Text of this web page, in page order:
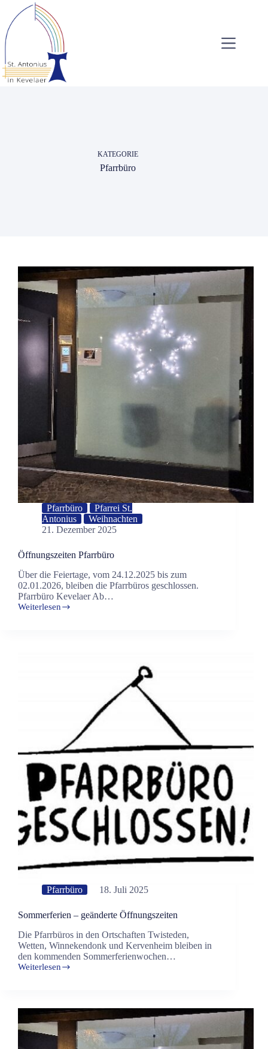
Inhalt
springen
KATEGORIE
Pfarrbüro
Pfarrbüro
Pfarrei St.
Antonius
Weihnachten
21. Dezember 2025
Öffnungszeiten Pfarrbüro
Über die Feiertage, vom 24.12.2025 bis zum
02.01.2026, bleiben die Pfarrbüros geschlossen.
Pfarrbüro Kevelaer Ab…
Weiterlesen
Öffnungszeiten
Pfarrbüro 18. Juli 2025
Sommerferien – geänderte Öffnungszeiten
Die Pfarrbüros in den Ortschaften Twisteden,
Wetten, Winnekendonk und Kervenheim bleiben in
den kommenden Sommerferienwochen…
Weiterlesen
Sommerferien